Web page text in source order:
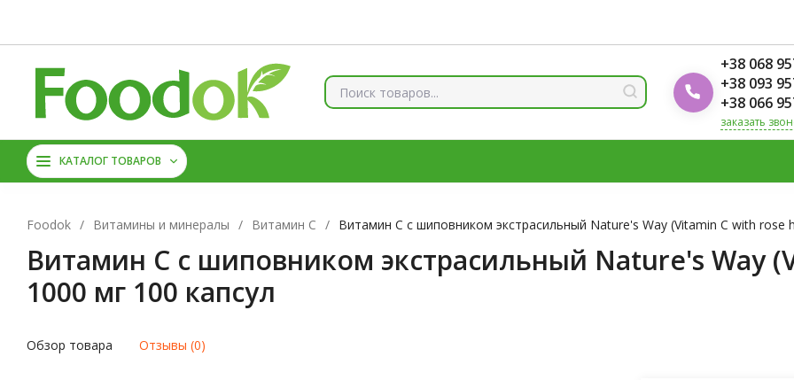
+38 068
+38 093
+38 066
заказать
КАТАЛОГ ТОВАРОВ
МАГНИЙ
АМИНОКИСЛОТЫ ЦИНК
Foodok / Витамины и минералы / Витамин С / Витамин C с шиповником экстрасильный Nature's Way (Vitamin C with rose
Витамин C с шиповником экстрасильный Nature's Way
1000 мг 100 капсул
Обзор товара Отзывы (0)